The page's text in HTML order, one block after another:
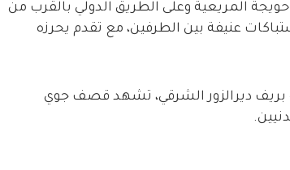
المريعية وعلى الطريق الدولي بالقرب من
عنيفة بين الطرفين، مع تقدم يحرزه
بريف ديرالزور الشرقي، تشهد قصف جوي